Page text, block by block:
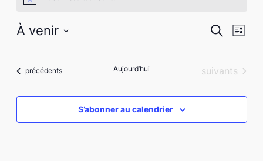
et
de
vues
Recherche
de
Liste
À venir
date.Évènements
précédents Aujourd’hui Évènements
suivants
S’abonner au calendrier